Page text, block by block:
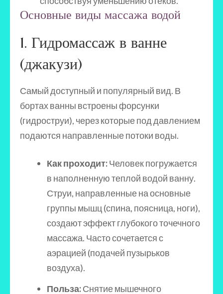
Основные виды массажа водой
1. Гидромассаж в ванне
(джакузи)
Самый доступный и популярный вид. В
бортах ванны встроены форсунки
(гидроструи), через которые под давлением
подаются направленные потоки воды.
Как проходит:Человек погружается
в наполненную теплой водой ванну.
Струи, направленные на основные
группы мышц (спина, поясница, ноги),
создают эффект глубокого точечного
массажа. Часто сочетается с
аэрацией (подачей пузырьков
воздуха).
Польза:Снятие мышечного